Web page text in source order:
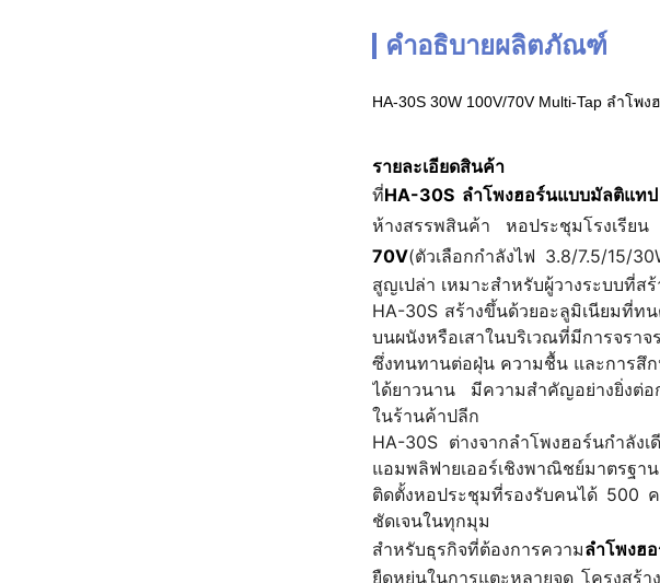
คำอธิบายผลิตภัณฑ์
HA-30S 30W 100V/70V Multi-Tap ลำโ
รายละเอียดสินค้า
ที่HA-30S ลำโพงฮอร์นแบบมัลติแท
ห้างสรรพสินค้า หอประชุมโรงเรีย
70V(ตัวเลือกกำลังไฟ 3.8/7.5/15/
สูญเปล่า เหมาะสำหรับผู้วางระบบที่ส
HA-30S สร้างขึ้นด้วยอะลูมิเนียมที่
บนผนังหรือเสาในบริเวณที่มีการจร
ซึ่งทนทานต่อฝุ่น ความชื้น และการสึก
ได้ยาวนาน มีความสำคัญอย่างยิ่งต่อ
ในร้านค้าปลีก
HA-30S ต่างจากลำโพงฮอร์นกำลัง
แอมพลิฟายเออร์เชิงพาณิชย์มาตรฐา
ติดตั้งหอประชุมที่รองรับคนได้ 500 ค
ชัดเจนในทุกมุม
สำหรับธุรกิจที่ต้องการความลำโพงฮ
ยืดหยุ่นในการแตะหลายจุด โครงสร้